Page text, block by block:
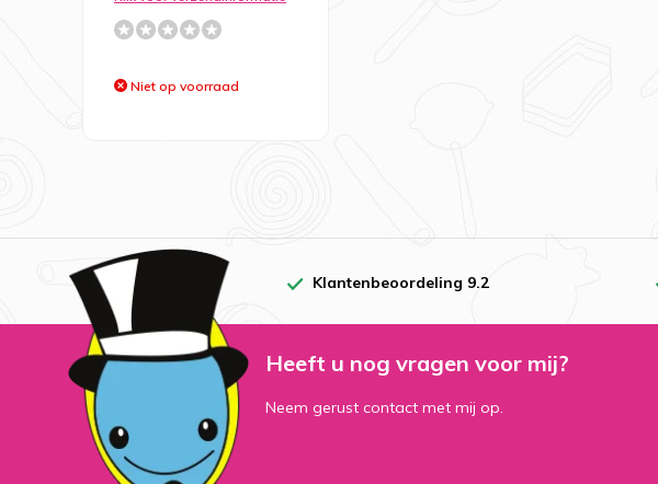
Niet op voorraad
Klantenbeoordeling 9.2
Heeft u nog vragen voor mij?
Neem gerust contact met mij op.